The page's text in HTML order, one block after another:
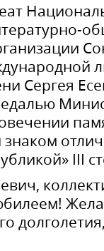
Сергея
III